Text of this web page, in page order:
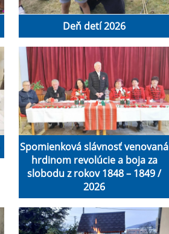
Deň detí 2026
Spomienková slávnosť venovaná
hrdinom revolúcie a boja za
slobodu z rokov 1848 – 1849 /
2026